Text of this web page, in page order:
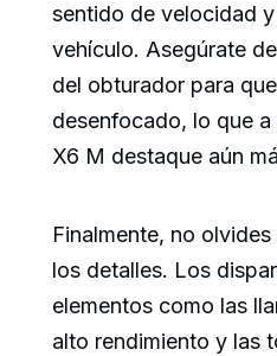
sentido de velocidad
vehículo. Asegúrate
del obturador para
desenfocado, lo que a
X6 M destaque aún
Finalmente, no
los detalles. Los
elementos como las
alto rendimiento y las